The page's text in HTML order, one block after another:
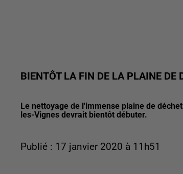
BIENTÔT LA FIN DE LA PLAINE DE
Le nettoyage de l'immense plaine de
les-Vignes devrait bientôt débuter.
Publié : 17 janvier 2020 à 11h51